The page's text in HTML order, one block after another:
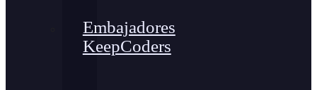
Embajadores
KeepCoders